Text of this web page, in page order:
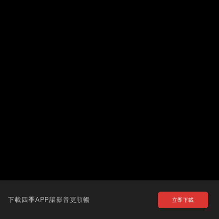
下載四季APP讓影音更順暢 立即下載